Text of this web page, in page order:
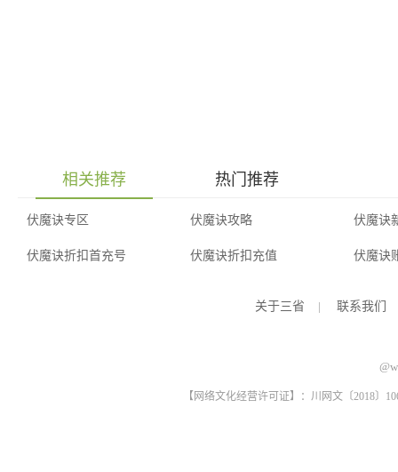
相关推荐 热门推荐
伏魔诀专区 伏魔诀攻略 伏魔诀
伏魔诀折扣首充号 伏魔诀折扣充值 伏魔诀
关于三省 | 联系我们
【网络文化经营许可证】：川网文〔2018